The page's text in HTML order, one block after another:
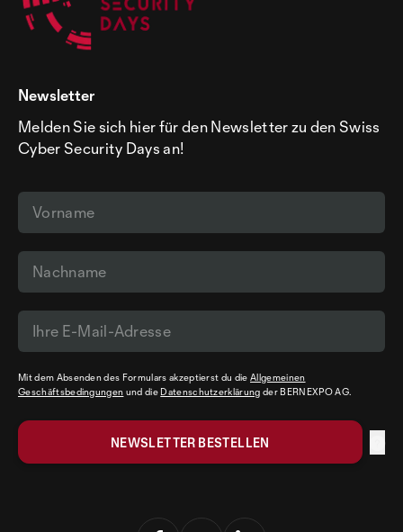
Newsletter
Melden Sie sich hier für den Newsletter zu den Swiss
Cyber Security Days an!
Mit dem Absenden des Formulars akzeptierst du dieAllgemeinen
Geschäftsbedingungen und die Datenschutzerklärung der BERNEXPO AG.